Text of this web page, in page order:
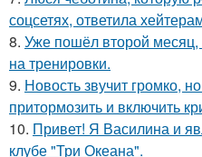
соцсетях, ответила
8. Уже пошёл второй
на тренировки.
9. Новость звучит громко,
притормозить и включить
10. Привет! Я Василина и
клубе "Три Океана".